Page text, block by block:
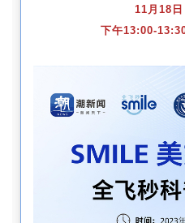
11月18日
下午13:00-